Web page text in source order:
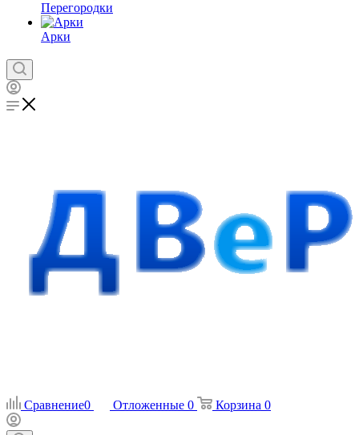
Перегородки
Арки
Сравнение0 Отложенные 0 Корзина 0